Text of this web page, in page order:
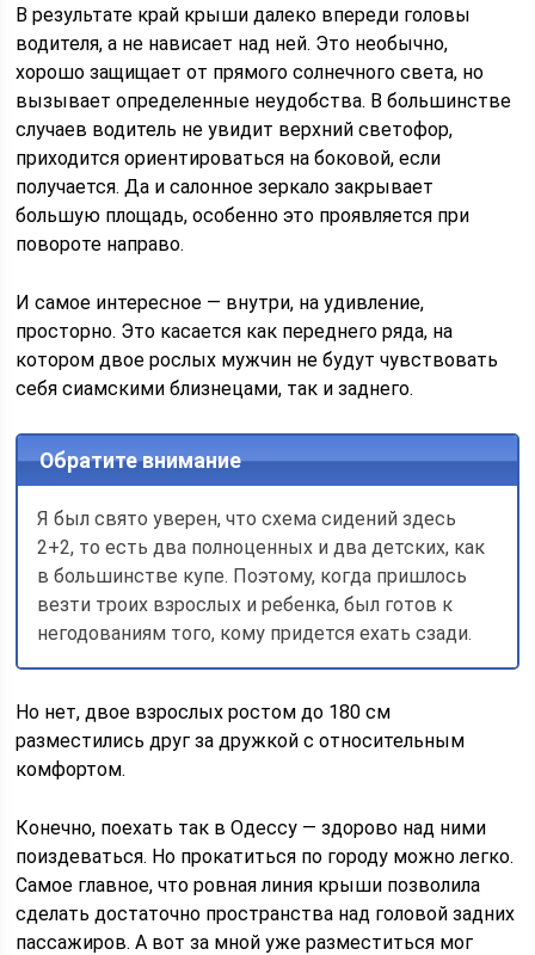
В результате край крыши далеко впереди головы
водителя, а не нависает над ней. Это необычно,
хорошо защищает от прямого солнечного света, но
вызывает определенные неудобства. В большинстве
случаев водитель не увидит верхний светофор,
приходится ориентироваться на боковой, если
получается. Да и салонное зеркало закрывает
большую площадь, особенно это проявляется при
повороте направо.
И самое интересное — внутри, на удивление,
просторно. Это касается как переднего ряда, на
котором двое рослых мужчин не будут чувствовать
себя сиамскими близнецами, так и заднего.
Обратите внимание
Я был свято уверен, что схема сидений здесь
2+2, то есть два полноценных и два детских, как
в большинстве купе. Поэтому, когда пришлось
везти троих взрослых и ребенка, был готов к
негодованиям того, кому придется ехать сзади.
Но нет, двое взрослых ростом до 180 см
разместились друг за дружкой с относительным
комфортом.
Конечно, поехать так в Одессу — здорово над ними
поиздеваться. Но прокатиться по городу можно легко.
Самое главное, что ровная линия крыши позволила
сделать достаточно пространства над головой задних
пассажиров. А вот за мной уже разместиться мог